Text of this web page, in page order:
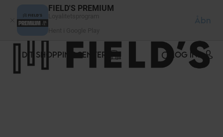
FIELD'S PREMIUM
Åbn
DIT SHOPPINGCENTER LOG IND
CCookie-styringspanel